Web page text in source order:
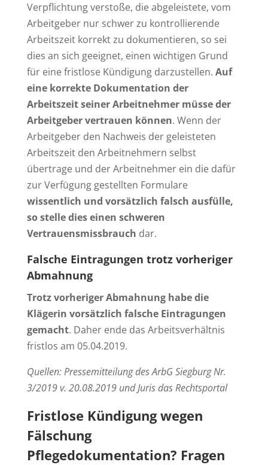
Verpflichtung verstoße, die abgeleistete, vom
Arbeitgeber nur schwer zu kontrollierende
Arbeitszeit korrekt zu dokumentieren, so sei
dies an sich geeignet, einen wichtigen Grund
für eine fristlose Kündigung darzustellen. Auf
eine korrekte Dokumentation der
Arbeitszeit seiner Arbeitnehmer müsse der
Arbeitgeber vertrauen können. Wenn der
Arbeitgeber den Nachweis der geleisteten
Arbeitszeit den Arbeitnehmern selbst
übertrage und der Arbeitnehmer ein die dafür
zur Verfügung gestellten Formulare
wissentlich und vorsätzlich falsch ausfülle,
so stelle dies einen schweren
Vertrauensmissbrauch dar.
Falsche Eintragungen trotz vorheriger
Abmahnung
Trotz vorheriger Abmahnung habe die
Klägerin vorsätzlich falsche Eintragungen
gemacht. Daher ende das Arbeitsverhältnis
fristlos am 05.04.2019.
Quellen: Pressemitteilung des ArbG Siegburg Nr.
3/2019 v. 20.08.2019 und Juris das Rechtsportal
Fristlose Kündigung wegen
Fälschung
Pflegedokumentation? Fragen